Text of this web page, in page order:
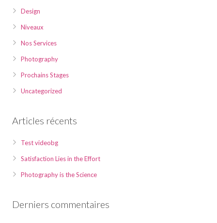
Design
Niveaux
Nos Services
Photography
Prochains Stages
Uncategorized
Articles récents
Test videobg
Satisfaction Lies in the Effort
Photography is the Science
Derniers commentaires